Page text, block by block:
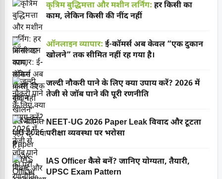
कृत्रिम बुद्धिमत्ता और मशीन लर्निंग: हर किसी का
काम, लेकिन किसी की नींद नहीं
ऑनलाइन व्यापार: ई-कॉमर्स अब केवल “एक दुकान
खोलने” तक सीमित नहीं रह गया है।
जल्दी नौकरी पाने के लिए क्या उपाय करें? 2026 में
तेजी से जॉब पाने की पूरी रणनीति
NEET-UG 2026 Paper Leak विवाद और टूटता
परीक्षा व्यवस्था पर भरोसा
IAS Officer कैसे बनें? जानिए योग्यता, तैयारी,
UPSC Exam Pattern